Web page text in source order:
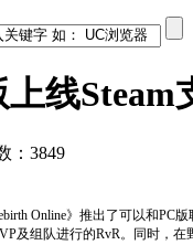
线Steam
3849
Online》推出了可以和PC版
组队进行的RvR。同时，在